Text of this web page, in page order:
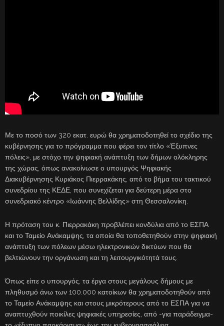
Με το ποσό των 320 εκατ. ευρώ θα χρηματοδοτηθεί το σχέδιο της
κυβέρνησης για το πρόγραμμα που φέρει τον τίτλο «Έξυπνες
πόλεις», με στόχο την ψηφιακή ανάπτυξη των δήμων ολόκληρης
της χώρας, όπως ανακοίνωσε ο υπουργός Ψηφιακής
Διακυβέρνησης Κυριάκος Πιερρακάκης, από το βήμα του τακτικού
συνεδρίου της ΚΕΔΕ, που συνεχίζεται για δεύτερη μέρα στο
συνεδριακό κέντρο «Ιωάννης Βελλίδης» στη Θεσσαλονίκη.
Η πρόταση του κ. Πιερρακάκη προβλέπει κονδύλια από το ΕΣΠΑ
και το Ταμείο Ανάκαμψης, τα οποία θα τοποθετηθούν στην ψηφιακή
ανάπτυξη των πόλεων μέσω ηλεκτρονικών δικτύων που θα
βελτιώνουν την οργάνωση και τη λειτουργικότητά τους.
Όπως είπε ο υπουργός, τα έργα στους μεγάλους δήμους με
πληθυσμό άνω των 100.000 κατοίκων θα χρηματοδοτηθούν από
το Ταμείο Ανάκαμψης και στους μικρότερους από το ΕΣΠΑ για να
αναπτυχθούν ποικίλες ψηφιακές υπηρεσίες, από -για παράδειγμα-